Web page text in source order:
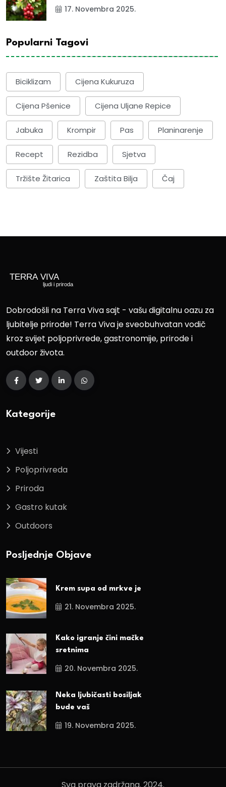
17. Novembra 2025.
Popularni Tagovi
Biciklizam Cijena Kukuruza
Cijena Pšenice Cijena Uljane Repice
Jabuka Krompir Pas Planinarenje
Recept Rezidba Sjetva
Tržište Žitarica Zaštita Bilja Čaj
Dobrodošli na Terra Viva sajt - vašu digitalnu oazu za
ljubitelje prirode! Terra Viva je sveobuhvatan vodič
kroz svijet poljoprivrede, gastronomije, prirode i
outdoor života.
Kategorije
Vijesti
Poljoprivreda
Priroda
Gastro kutak
Outdoors
Posljednje Objave
Krem supa od mrkve je
21. Novembra 2025.
Kako igranje čini mačke
sretnima
20. Novembra 2025.
Neka ljubičasti bosiljak
bude vaš
19. Novembra 2025.
Sva prava zadržana. 2024.